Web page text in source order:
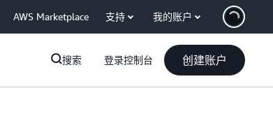
AWS Marketplace 支持 我的账户
搜索 登录控制台 创建账户